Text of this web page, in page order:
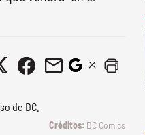
DC Comics